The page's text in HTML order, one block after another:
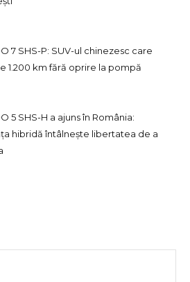
7 SHS-P: SUV-ul chinezesc care
1.200 km fără oprire la pompă
5 SHS-H a ajuns în România:
hibridă întâlnește libertatea de a